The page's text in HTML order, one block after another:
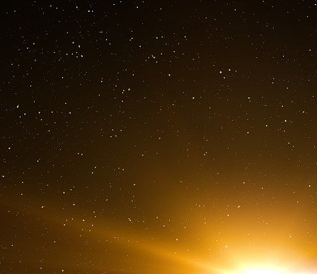
L’opération Arctic Frost a servi de base à
spécial Jack Smith contre Trump, qui
Des courriels du FBI qui ont fuité révèlent
impliquant les responsables de la
républicains dans un prétendu « complot ».
alliés de Trump, notamment l’ancien
fusionnant Arctic Frost avec une enquête
ministère de la Justice, ce qui a permis au
supplémentaires. Les conclusions des
et le FBI de l’administration Biden ont
arme contre leurs adversaires politiques. Il
Maison Blanche, Jonathan Su, a
Trump et de Pence avant que Trump ne soit
action qui brouille la frontière entre
Implications institutionnelles et